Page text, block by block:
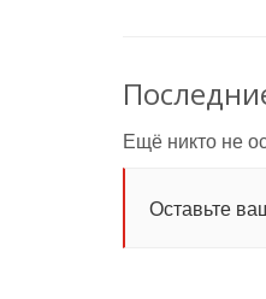
Ещё никто не
Оставьте